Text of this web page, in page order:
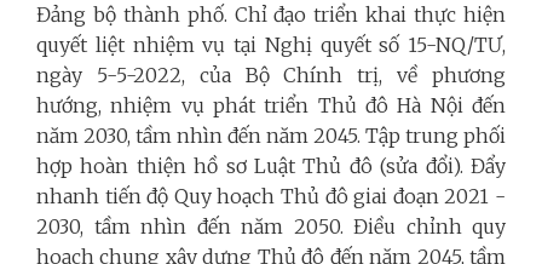
Đảng bộ thành phố. Chỉ đạo triển khai thực hiện
quyết liệt nhiệm vụ tại Nghị quyết số 15-NQ/TƯ,
ngày 5-5-2022, của Bộ Chính trị, về phương
hướng, nhiệm vụ phát triển Thủ đô Hà Nội đến
năm 2030, tầm nhìn đến năm 2045. Tập trung phối
hợp hoàn thiện hồ sơ Luật Thủ đô (sửa đổi). Đẩy
nhanh tiến độ Quy hoạch Thủ đô giai đoạn 2021 -
2030, tầm nhìn đến năm 2050. Điều chỉnh quy
hoạch chung xây dựng Thủ đô đến năm 2045, tầm